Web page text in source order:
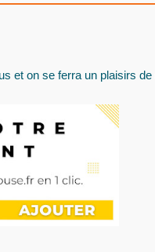
et on se ferra un plaisirs